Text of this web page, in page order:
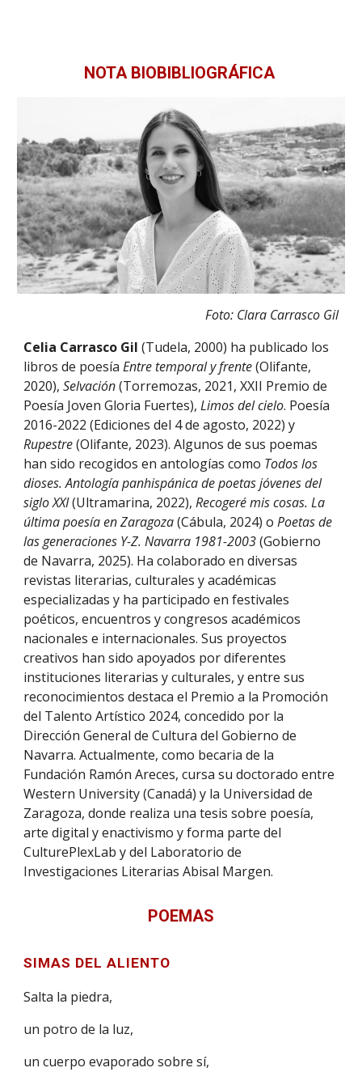
NOTA BIOBIBLIOGRÁFICA
Foto: Clara Carrasco Gil
Celia Carrasco Gil (Tudela, 2000) ha publicado los
libros de poesíaEntre temporal y frente(Olifante,
2020),Selvación(Torremozas, 2021, XXII Premio de
Poesía Joven Gloria Fuertes),Limos del cielo. Poesía
2016-2022 (Ediciones del 4 de agosto, 2022) y
Rupestre(Olifante, 2023). Algunos de sus poemas
han sido recogidos en antologías como Todos los
dioses. Antología panhispánica de poetas jóvenes del
siglo XXI(Ultramarina, 2022),Recogeré mis cosas. La
última poesía en Zaragoza(Cábula, 2024) oPoetas de
las generaciones Y-Z. Navarra 1981-2003(Gobierno
de Navarra, 2025). Ha colaborado en diversas
revistas literarias, culturales y académicas
especializadas y ha participado en festivales
poéticos, encuentros y congresos académicos
nacionales e internacionales. Sus proyectos
creativos han sido apoyados por diferentes
instituciones literarias y culturales, y entre sus
reconocimientos destaca el Premio a la Promoción
del Talento Artístico 2024, concedido por la
Dirección General de Cultura del Gobierno de
Navarra. Actualmente, como becaria de la
Fundación Ramón Areces, cursa su doctorado entre
Western University (Canadá) y la Universidad de
Zaragoza, donde realiza una tesis sobre poesía,
arte digital y enactivismo y forma parte del
CulturePlexLab y del Laboratorio de
Investigaciones Literarias Abisal Margen.
POEMAS
SIMAS DEL ALIENTO
Salta la piedra,
un potro de la luz,
un cuerpo evaporado sobre sí,